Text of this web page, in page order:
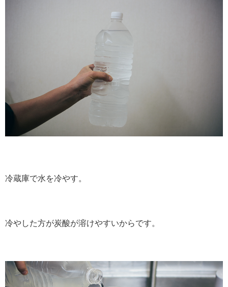
冷蔵庫で水を冷やす。
冷やした方が炭酸が溶けやすいからです。